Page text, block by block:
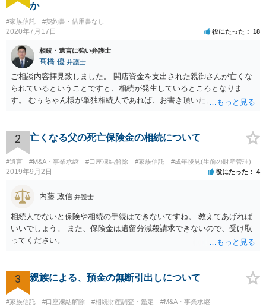
か
#家族信託 #契約書・借用書なし
2020年7月17日 役にたった 18
相続・遺言に強い弁護士
髙橋 優 弁護士
ご相談内容拝見致しました。 開店資金を支出された親御さんが亡くな
られているということですと、相続が発生しているところとなりま
す。 むぅちゃん様が単独相続人であれば、お書き頂いたような方法で
相続人おられるということであれば、他の相続人との協議が必要とな
るところです。 また、当該点とは別にご主人から貸付ではなく贈与で
あると主張される可能性がございます。 その場合には、貸付であるこ
とを伺わせる事情をどれだけ積み重ねることが出来るか、というとこ
ろとなります。 返済の事実や、返済を約束するメール等です。 金額の
おく方が宜しいかと思います。 緊急という訳ではないかと思います
目に弁護士を入れられることを御検討頂くと良いかと思います。
2 亡くなる父の死亡保険金の相続について
#遺言 #M&A・事業承継 #口座凍結解除 #家族信託 #成年後見(生前の財産管理)
2019年9月2日 役にたった 4
内藤 政信 弁護士
相続人でないと保険や相続の手続はできないですね。 教えてあげれば
いいでしょう。 また、保険金は遺留分減殺請求できないので、受け取
ってください。
3 親族による、預金の無断引出しについて
#家族信託 #口座凍結解除 #相続財産調査・鑑定 #M&A・事業承継